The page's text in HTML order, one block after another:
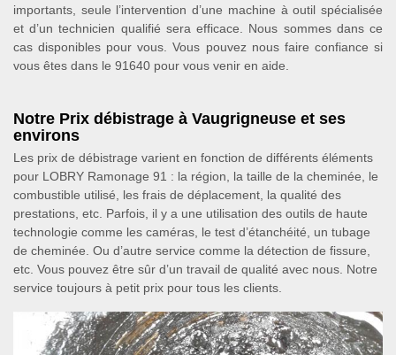
importants, seule l’intervention d’une machine à outil spécialisée
et d’un technicien qualifié sera efficace. Nous sommes dans ce
cas disponibles pour vous. Vous pouvez nous faire confiance si
vous êtes dans le 91640 pour vous venir en aide.
Notre Prix débistrage à Vaugrigneuse et ses
environs
Les prix de débistrage varient en fonction de différents éléments
pour LOBRY Ramonage 91 : la région, la taille de la cheminée, le
combustible utilisé, les frais de déplacement, la qualité des
prestations, etc. Parfois, il y a une utilisation des outils de haute
technologie comme les caméras, le test d’étanchéité, un tubage
de cheminée. Ou d’autre service comme la détection de fissure,
etc. Vous pouvez être sûr d’un travail de qualité avec nous. Notre
service toujours à petit prix pour tous les clients.